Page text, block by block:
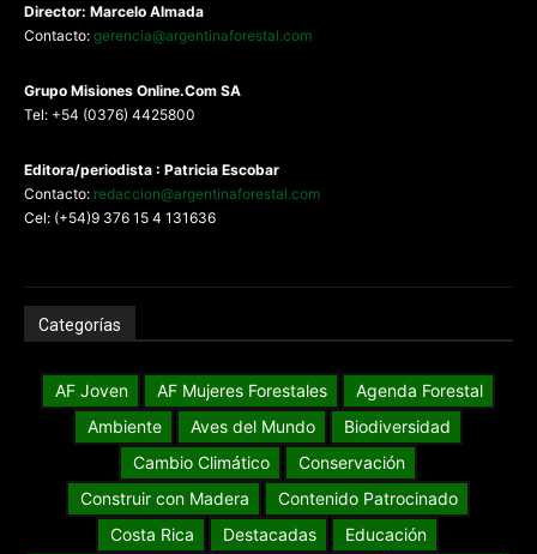
Director: Marcelo Almada
Contacto: gerencia@argentinaforestal.com
Grupo Misiones Online.Com SA
Tel: +54 (0376) 4425800
Editora/periodista : Patricia Escobar
Contacto: redaccion@argentinaforestal.com
Cel: (+54)9 376 15 4 131636
Categorías
AF Joven AF Mujeres Forestales
Agenda Forestal
Ambiente
Aves del Mundo
Biodiversidad
Cambio Climático
Conservación
Construir con Madera
Contenido Patrocinado
Costa Rica
Destacadas
Educación